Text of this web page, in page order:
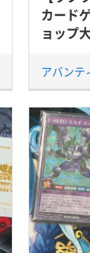
カード
ョップ
アバンテ